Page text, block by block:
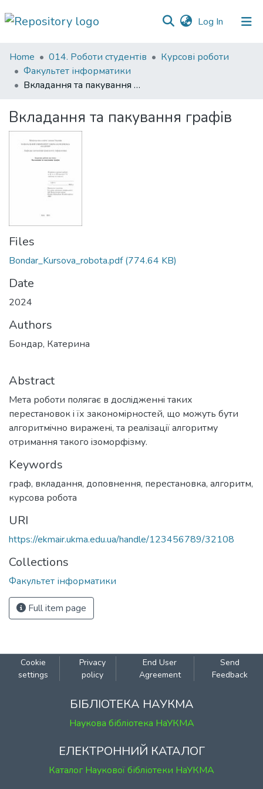
Log In (current)
Communities
&
Collections
Statistics
Home 014. Роботи студентів
Курсові роботи
Факультет інформатики
Вкладання та пакування графiв
Вкладання та пакування графiв
Files
Bondar_Kursova_robota.pdf(774.64 KB)
Date
2024
Authors
Бондар, Катерина
Abstract
Мета роботи полягає в дослiдженнi таких
перестановок i їх закономiрностей, що можуть бути
алгоритмiчно вираженi, та реалiзацiї алгоритму
отримання такого iзоморфiзму.
Keywords
граф, вкладання, доповнення, перестановка, алгоритм,
курсова робота
URI
https://ekmair.ukma.edu.ua/handle/123456789/32108
Collections
Факультет інформатики
Full item page
Cookie
settings
Privacy
policy
End User
Agreement
Send
Feedback
БІБЛІОТЕКА НАУКМА
Наукова бібліотека НаУКМА
ЕЛЕКТРОННИЙ КАТАЛОГ
Каталог Наукової бібліотеки НаУКМА